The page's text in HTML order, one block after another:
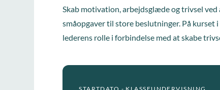
Skab motivation, arbejdsglæde og trivsel
småopgaver til store beslutninger. På
lederens rolle i forbindelse med at skabe